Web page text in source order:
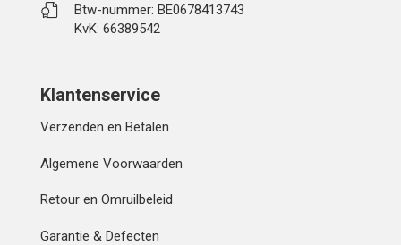
Btw-nummer: BE0678413743
KvK: 66389542
Klantenservice
Verzenden en Betalen
Algemene Voorwaarden
Retour en Omruilbeleid
Garantie & Defecten